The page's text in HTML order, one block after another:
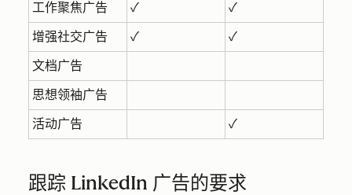
工作聚焦广告 ✓ ✓
增强社交广告 ✓ ✓
文档广告
思想领袖广告
活动广告 ✓
跟踪 LinkedIn 广告的要求